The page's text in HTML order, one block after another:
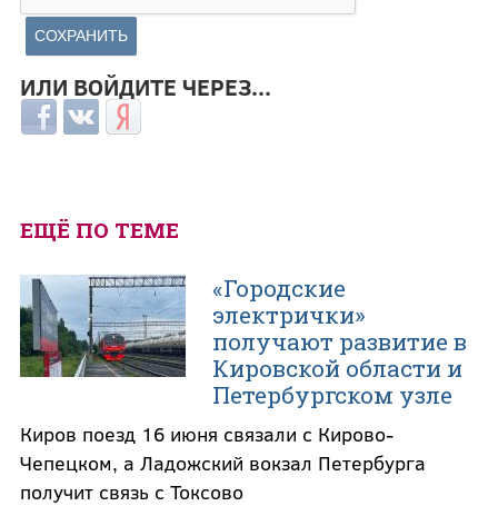
ИЛИ ВОЙДИТЕ ЧЕРЕЗ...
Login with Facebook
Login with ВКонтакте
Login with Яндекс
ЕЩЁ ПО ТЕМЕ
«Городские
электрички»
получают развитие в
Кировской области и
Петербургском узле
Киров поезд 16 июня связали с Кирово-
Чепецком, а Ладожский вокзал Петербурга
получит связь с Токсово